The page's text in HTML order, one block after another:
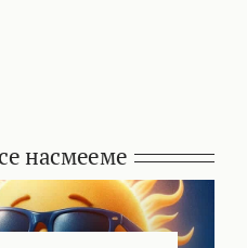
насмееме